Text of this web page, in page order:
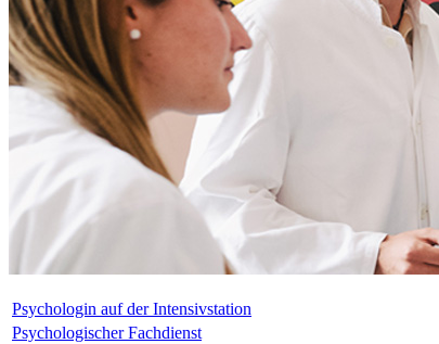
Psychologin auf der Intensivstation
Psychologischer Fachdienst